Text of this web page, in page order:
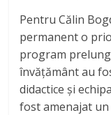
Pentru Călin
permanent o
program
învățământ au
didactice și
fost amenajat